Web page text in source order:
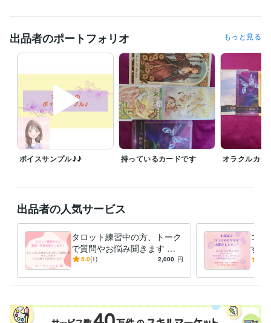
資格・検定
占い 恋愛 仕事 人間関係 なんでも
悩み相談・カウンセリング 傾聴・相談・雑談
愚痴 雑談 惚気 趣味
出品者のポートフォリオ もっと見る
ボイスサンプル♪♪ 持っているカードです オラクルカー
出品者の人気サービス
タロット練習中の方、トーク
で質問やお悩み聞きます 練
習していて困ったことを、お
5.0(1) 2,000 円
ココ
す
軽